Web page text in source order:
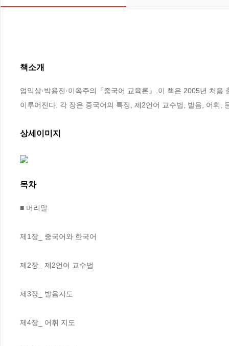
책소개
엄익상·박용진·이옥주의『중국어 교육론』.이 책은 2005년 처
이루어진다. 각 장은 중국어의 특징, 제2언어 교수법, 발음, 어휘,
상세이미지
목차
■ 머리말
제1장_ 중국어와 한국어
제2장_ 제2언어 교수법
제3장_ 발음지도
제4장_ 어휘 지도